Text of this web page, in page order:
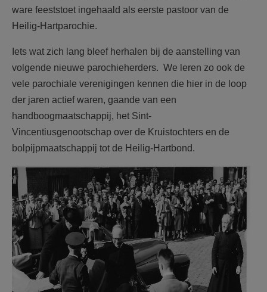
ware feeststoet ingehaald als eerste pastoor van de
Heilig-Hartparochie.
Iets wat zich lang bleef herhalen bij de aanstelling van
volgende nieuwe parochieherders. We leren zo ook de
vele parochiale verenigingen kennen die hier in de loop
der jaren actief waren, gaande van een
handboogmaatschappij, het Sint-
Vincentiusgenootschap over de Kruistochters en de
bolpijpmaatschappij tot de Heilig-Hartbond.
F2184h45.jpg